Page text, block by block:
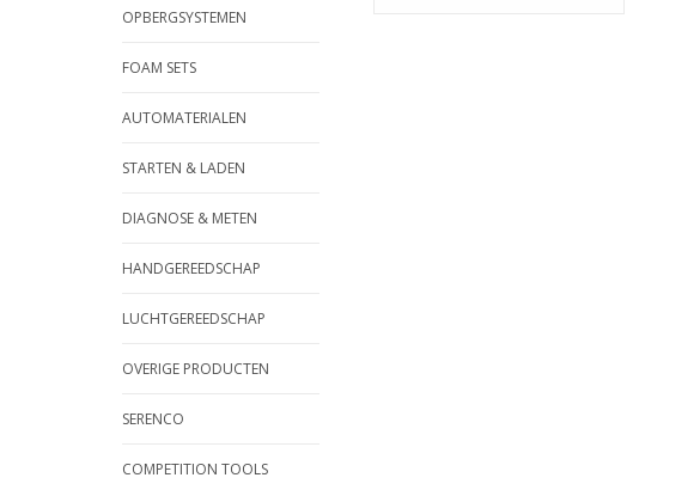
OPBERGSYSTEMEN
FOAM SETS
AUTOMATERIALEN
STARTEN & LADEN
DIAGNOSE & METEN
HANDGEREEDSCHAP
LUCHTGEREEDSCHAP
OVERIGE PRODUCTEN
SERENCO
COMPETITION TOOLS